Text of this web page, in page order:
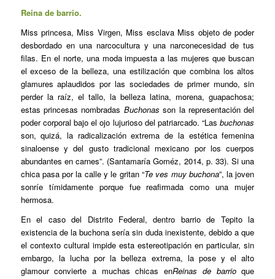
Reina de barrio.
Miss princesa, Miss Virgen, Miss esclava Miss objeto de poder
desbordado en una narcocultura y una narconecesidad de tus
filas. En el norte, una moda impuesta a las mujeres que buscan
el exceso de la belleza, una estilización que combina los altos
glamures aplaudidos por las sociedades de primer mundo, sin
perder la raíz, el tallo, la belleza latina, morena, guapachosa;
estas princesas nombradas Buchonas son la representación del
poder corporal bajo el ojo lujurioso del patriarcado. “Lasbuchonas
son, quizá, la radicalización extrema de la estética femenina
sinaloense y del gusto tradicional mexicano por los cuerpos
abundantes en carnes”. (Santamaría Goméz, 2014, p. 33). Si una
chica pasa por la calle y le gritan “Te ves muy buchona”, la joven
sonríe tímidamente porque fue reafirmada como una mujer
hermosa.
En el caso del Distrito Federal, dentro barrio de Tepito la
existencia de la buchona sería sin duda inexistente, debido a que
el contexto cultural impide esta estereotipación en particular, sin
embargo, la lucha por la belleza extrema, la pose y el alto
glamour convierte a muchas chicas enReinas de barrioque